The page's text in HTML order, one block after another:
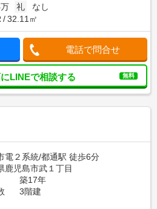
礼
なし
32.11㎡
電話で問合せ
LINEで相談する 無料
電２系統/都通駅 徒歩6分
鹿児島市武１丁目
築17年
3階建